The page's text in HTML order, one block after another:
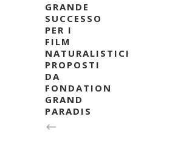
GRANDE
SUCCESSO
PER I
FILM
NATURALISTICI
PROPOSTI
DA
FONDATION
GRAND
PARADIS